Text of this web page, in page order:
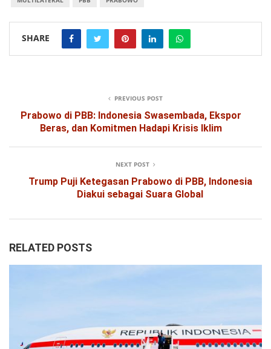
SHARE
PREVIOUS POST
Prabowo di PBB: Indonesia Swasembada, Ekspor
Beras, dan Komitmen Hadapi Krisis Iklim
NEXT POST
Trump Puji Ketegasan Prabowo di PBB, Indonesia
Diakui sebagai Suara Global
RELATED POSTS